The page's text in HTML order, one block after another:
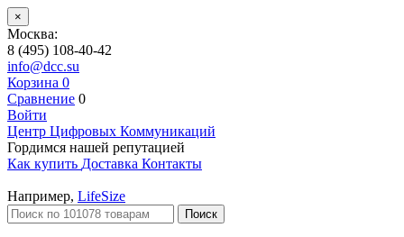
×
Москва:
8 (495) 108-40-42
info@dcc.su
Корзина 0
Сравнение 0
Войти
Центр Цифровых Коммуникаций
Гордимся нашей репутацией
Как купить Доставка Контакты
Например, LifeSize
Поиск